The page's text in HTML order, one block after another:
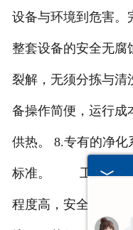
设备与环境到危害。
整套设备的安全无腐
裂解，无须分拣与清
备操作简便，运行成
供热。 8.专有的净
标准。 工业连续
程度高，安全性能好